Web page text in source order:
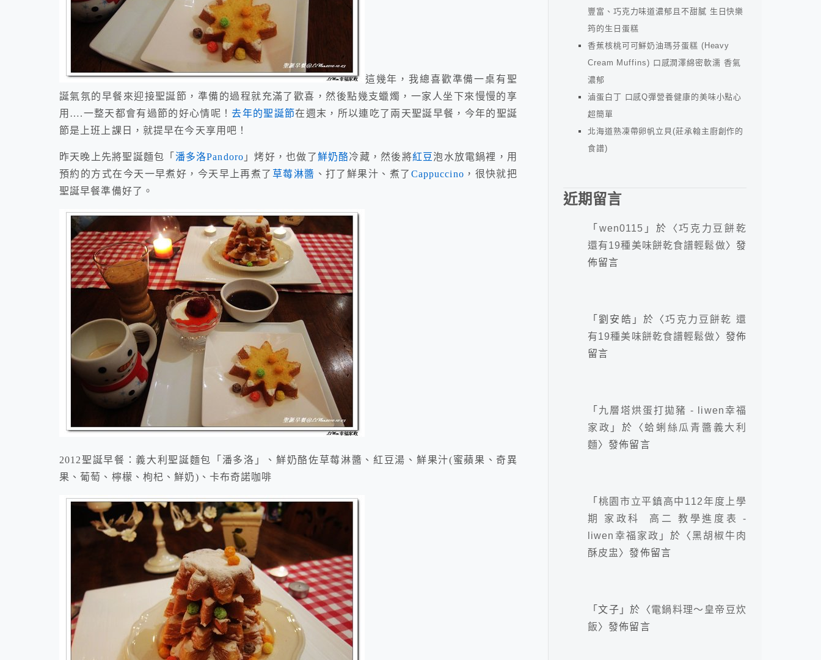
這幾年，我總喜歡準備一桌有聖
誕氣氛的早餐來迎接聖誕節，準備的過程就充滿了歡喜，然後點幾支蠟燭，一家人坐下來慢慢的享
用….一整天都會有過節的好心情呢！去年的聖誕節在週末，所以連吃了兩天聖誕早餐，今年的聖誕
節是上班上課日，就提早在今天享用吧！
昨天晚上先將聖誕麵包「 潘多洛Pandoro 」烤好，也做了鮮奶酪冷藏，然後將紅豆 泡水放電鍋裡，用
預約的方式在今天一早煮好，今天早上再煮了 草莓淋醬 、打了鮮果汁、煮了 Cappuccino ，很快就把
聖誕早餐準備好了。
2012聖誕早餐：義大利聖誕麵包「潘多洛」、鮮奶酪佐草莓淋醬、紅豆湯、鮮果汁(蜜蘋果、奇異
果、葡萄、檸檬、枸杞、鮮奶)、卡布奇諾咖啡
豐富、巧克力味道濃郁且不甜膩 生日快樂
筠的生日蛋糕
香蕉核桃可可鮮奶油瑪芬蛋糕 (Heavy
Cream Muffins) 口感潤澤綿密軟濡 香氣
濃郁
滷蛋白丁 口感Q彈營養健康的美味小點心
超簡單
北海道熟凍帶卵帆立貝(莊承翰主廚創作的
食譜)
近期留言
「 wen0115 」於〈巧克力豆餅乾
還有19種美味餅乾食譜輕鬆做〉發
佈留言
「劉安皓 」於〈巧克力豆餅乾 還
有19種美味餅乾食譜輕鬆做〉發佈
留言
「 九層塔烘蛋打拋豬 - liwen幸福
家政 」於〈 蛤蜊絲瓜青醬義大利
麵〉發佈留言
「 桃園市立平鎮高中112年度上學
期 家政科 高二 教學進度表 -
liwen幸福家政 」於〈 黑胡椒牛肉
酥皮盅 〉發佈留言
「文子 」於〈電鍋料理～皇帝豆炊
飯〉發佈留言